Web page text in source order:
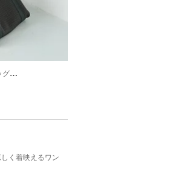
！
しく着映えるワン